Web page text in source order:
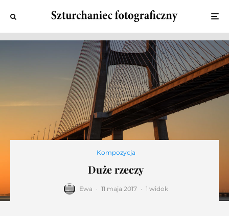
Kompozycja
Duże rzeczy
Ewa · 11 maja 2017 · 1 widok